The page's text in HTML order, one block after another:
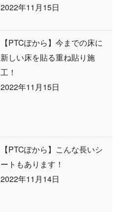
2022年11月15日
【PTCぽから】今までの床に
新しい床を貼る重ね貼り施
工！
2022年11月15日
【PTCぽから】こんな長いシ
ートもあります！
2022年11月14日